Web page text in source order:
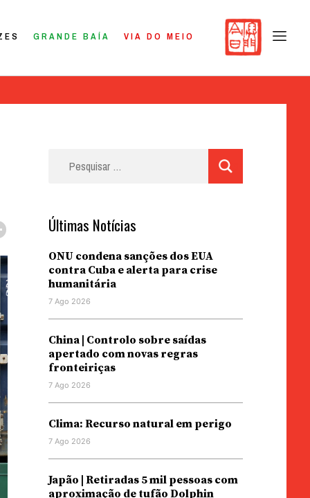
GRANDE BAÍA VIA DO MEIO
Últimas Notícias
ONU condena sanções dos EUA
contra Cuba e alerta para crise
humanitária
7 Ago 2026
China | Controlo sobre saídas
apertado com novas regras
fronteiriças
7 Ago 2026
Clima: Recurso natural em perigo
7 Ago 2026
Japão | Retiradas 5 mil pessoas com
aproximação de tufão Dolphin